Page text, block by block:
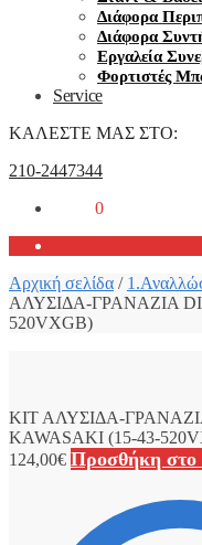
Διάφορα
Διάφορα
Εργαλεία
Φορτιστές
Service
ΚΑΛΕΣΤΕ ΜΑΣ ΣΤΟ:
210-2447344
0
Αρχική σελίδα /
ΑΛΥΣΙΔΑ-ΓΡΑΝΑΖΙΑ
520VXGB)
ΚΙΤ ΑΛΥΣΙΔΑ-
KAWASAKI (15-43-
124,00€ Προσθήκη στο